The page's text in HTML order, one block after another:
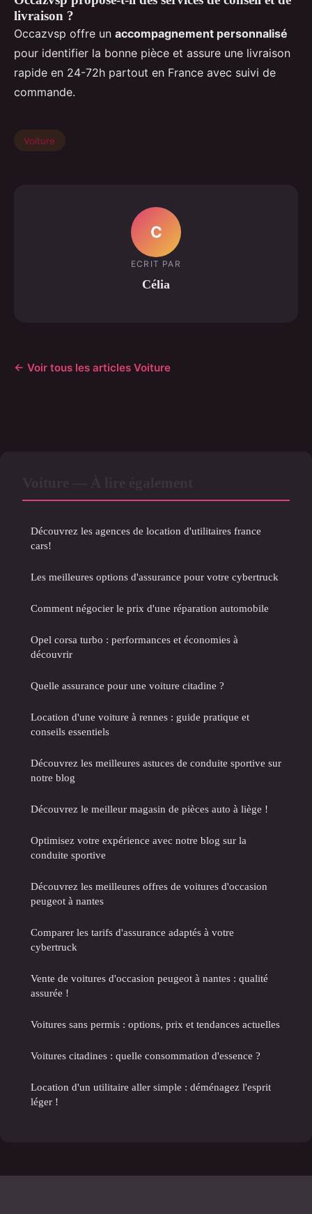
livraison ?
Occazvsp offre un accompagnement personnalisé
pour identifier la bonne pièce et assure une livraison
rapide en 24-72h partout en France avec suivi de
commande.
Voiture
C
ECRIT PAR
Célia
← Voir tous les articles Voiture
Découvrez les agences de location d'utilitaires france
cars!
Les meilleures options d'assurance pour votre cybertruck
Comment négocier le prix d'une réparation automobile
Opel corsa turbo : performances et économies à
découvrir
Quelle assurance pour une voiture citadine ?
Location d'une voiture à rennes : guide pratique et
conseils essentiels
Découvrez les meilleures astuces de conduite sportive sur
notre blog
Découvrez le meilleur magasin de pièces auto à liège !
Optimisez votre expérience avec notre blog sur la
conduite sportive
Découvrez les meilleures offres de voitures d'occasion
peugeot à nantes
Comparer les tarifs d'assurance adaptés à votre
cybertruck
Vente de voitures d'occasion peugeot à nantes : qualité
assurée !
Voitures sans permis : options, prix et tendances actuelles
Voitures citadines : quelle consommation d'essence ?
Location d'un utilitaire aller simple : déménagez l'esprit
léger !